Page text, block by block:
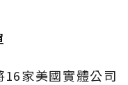
家美國實體公司